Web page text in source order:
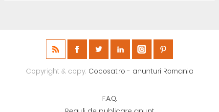
Copyright & copy; Cocosat.ro - anunturi Romania
F.A.Q.